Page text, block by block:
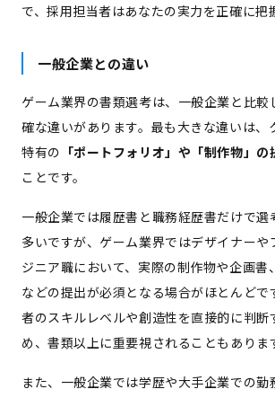
で、採用担当者はあなたの実力を正確に把
一般企業との違い
ゲーム業界の書類選考は、一般企業と比較
確な違いがあります。最も大きな違いは、
特有の 「ポートフォリオ」や「制作物」
ことです。
一般企業では履歴書と職務経歴書だけで選
多いですが、ゲーム業界ではデザイナーや
ジニア職において、実際の制作物や企画書
などの提出が必須となる場合がほとんどで
者のスキルレベルや創造性を直接的に判断
め、書類以上に重要視されることもありま
また、一般企業では学歴や大手企業での勤